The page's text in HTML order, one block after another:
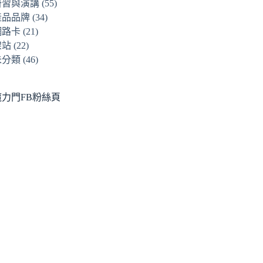
習與演講 (55)
品品牌 (34)
路卡 (21)
站 (22)
類 (46)
門FB粉絲頁